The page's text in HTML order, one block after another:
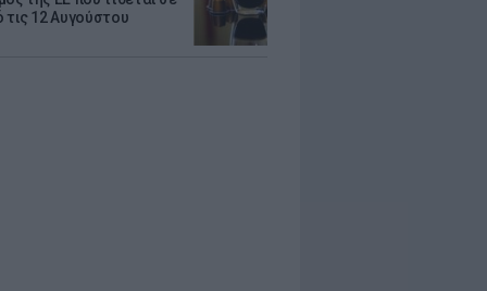
τις 12 Αυγούστου